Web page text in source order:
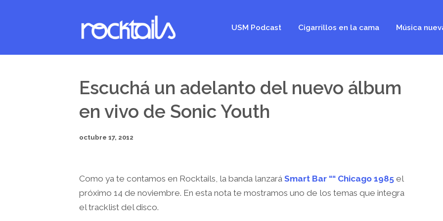
USM Podcast Cigarrillos en la cama Música
Escuchá un adelanto del nuevo álbum
en vivo de Sonic Youth
octubre 17, 2012
Como ya te contamos en Rocktails, la banda lanzará Smart Bar ““ Chicago 1985 el
próximo 14 de noviembre. En esta nota te mostramos uno de los temas que integra
el tracklist del disco.